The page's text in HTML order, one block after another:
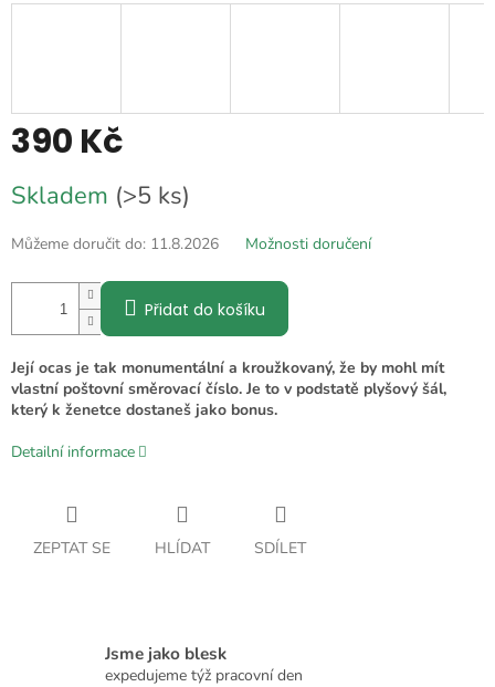
390 Kč
cena:
Skladem (>5 ks)
Můžeme doručit do: 11.8.2026 Možnosti doručení
Přidat do košíku
Její ocas je tak monumentální a kroužkovaný, že by mohl mít
vlastní poštovní směrovací číslo. Je to v podstatě plyšový šál,
který k ženetce dostaneš jako bonus.
Detailní informace
ZEPTAT SE HLÍDAT SDÍLET
Jsme jako blesk
expedujeme týž pracovní den